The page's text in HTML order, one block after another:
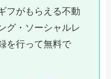
フがもらえる不動
グ・ソーシャルレ
を行って無料で